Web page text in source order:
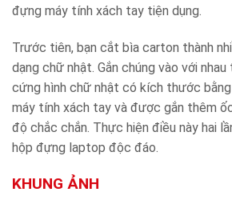
đựng máy tính xách tay tiện dụng.
Trước tiên, bạn cắt bìa carton thành
dạng chữ nhật. Gắn chúng vào với
cứng hình chữ nhật có kích thước
máy tính xách tay và được gắn thêm
độ chắc chắn. Thực hiện điều này hai
hộp đựng laptop độc đáo.
KHUNG ẢNH